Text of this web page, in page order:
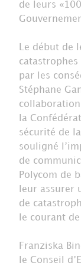
de leurs
Le début de
par les
Stéphane
la
sécurité de
souligné
de
Polycom de
leur assurer
de
le courant
Franziska
le Conseil